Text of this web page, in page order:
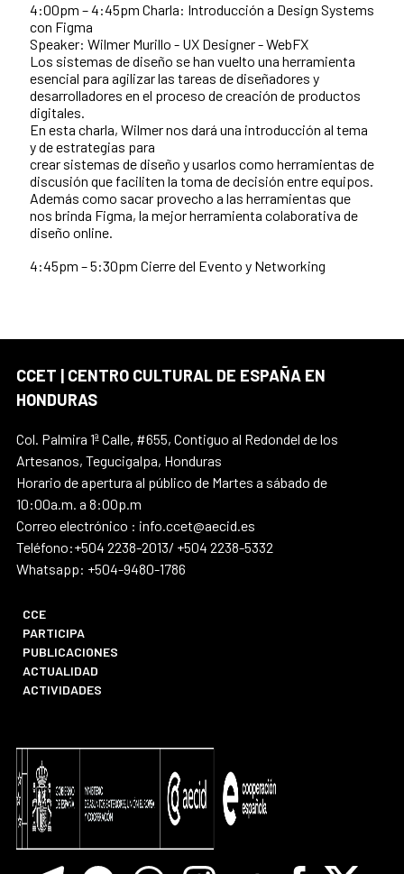
4:00pm – 4:45pm Charla: Introducción a Design Systems
con Figma
Speaker: Wilmer Murillo - UX Designer - WebFX
Los sistemas de diseño se han vuelto una herramienta
esencial para agilizar las tareas de diseñadores y
desarrolladores en el proceso de creación de productos
digitales.
En esta charla, Wilmer nos dará una introducción al tema
y de estrategias para
crear sistemas de diseño y usarlos como herramientas de
discusión que faciliten la toma de decisión entre equipos.
Además como sacar provecho a las herramientas que
nos brinda Figma, la mejor herramienta colaborativa de
diseño online.
4:45pm – 5:30pm Cierre del Evento y Networking
CCET | CENTRO CULTURAL DE ESPAÑA EN
HONDURAS
Col. Palmira 1ª Calle, #655, Contiguo al Redondel de los
Artesanos, Tegucigalpa, Honduras
Horario de apertura al público de Martes a sábado de
10:00a.m. a 8:00p.m
Correo electrónico : info.ccet@aecid.es
Teléfono:+504 2238-2013/ +504 2238-5332
Whatsapp: +504-9480-1786
CCE
PARTICIPA
PUBLICACIONES
ACTUALIDAD
ACTIVIDADES